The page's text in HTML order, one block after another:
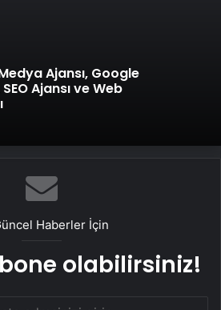
Ajansı ve Web
Haberler İçin
olabilirsiniz!